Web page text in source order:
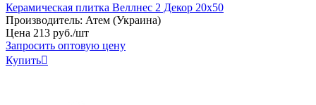
Керамическая плитка Веллнес 2 Декор 20х50
Производитель: Атем (Украина)
Цена 213 руб./шт
Запросить оптовую цену
Купить